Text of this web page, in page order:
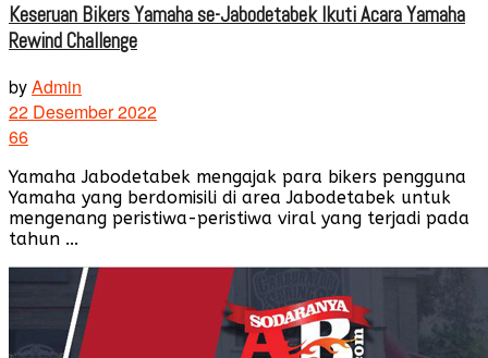
Keseruan Bikers Yamaha se-Jabodetabek Ikuti Acara Yamaha
Rewind Challenge
byAdmin
22 Desember 2022
66
Yamaha Jabodetabek mengajak para bikers pengguna
Yamaha yang berdomisili di area Jabodetabek untuk
mengenang peristiwa-peristiwa viral yang terjadi pada
tahun ...